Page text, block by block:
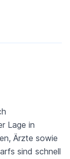
Lage in
Ärzte sowie
sind schnell